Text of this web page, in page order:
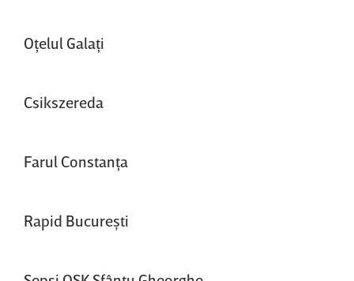
Oţelul Galaţi
Csikszereda
Farul Constanţa
Rapid Bucureşti